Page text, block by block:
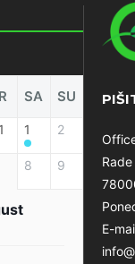
SA SU
1 2
8 9
E-